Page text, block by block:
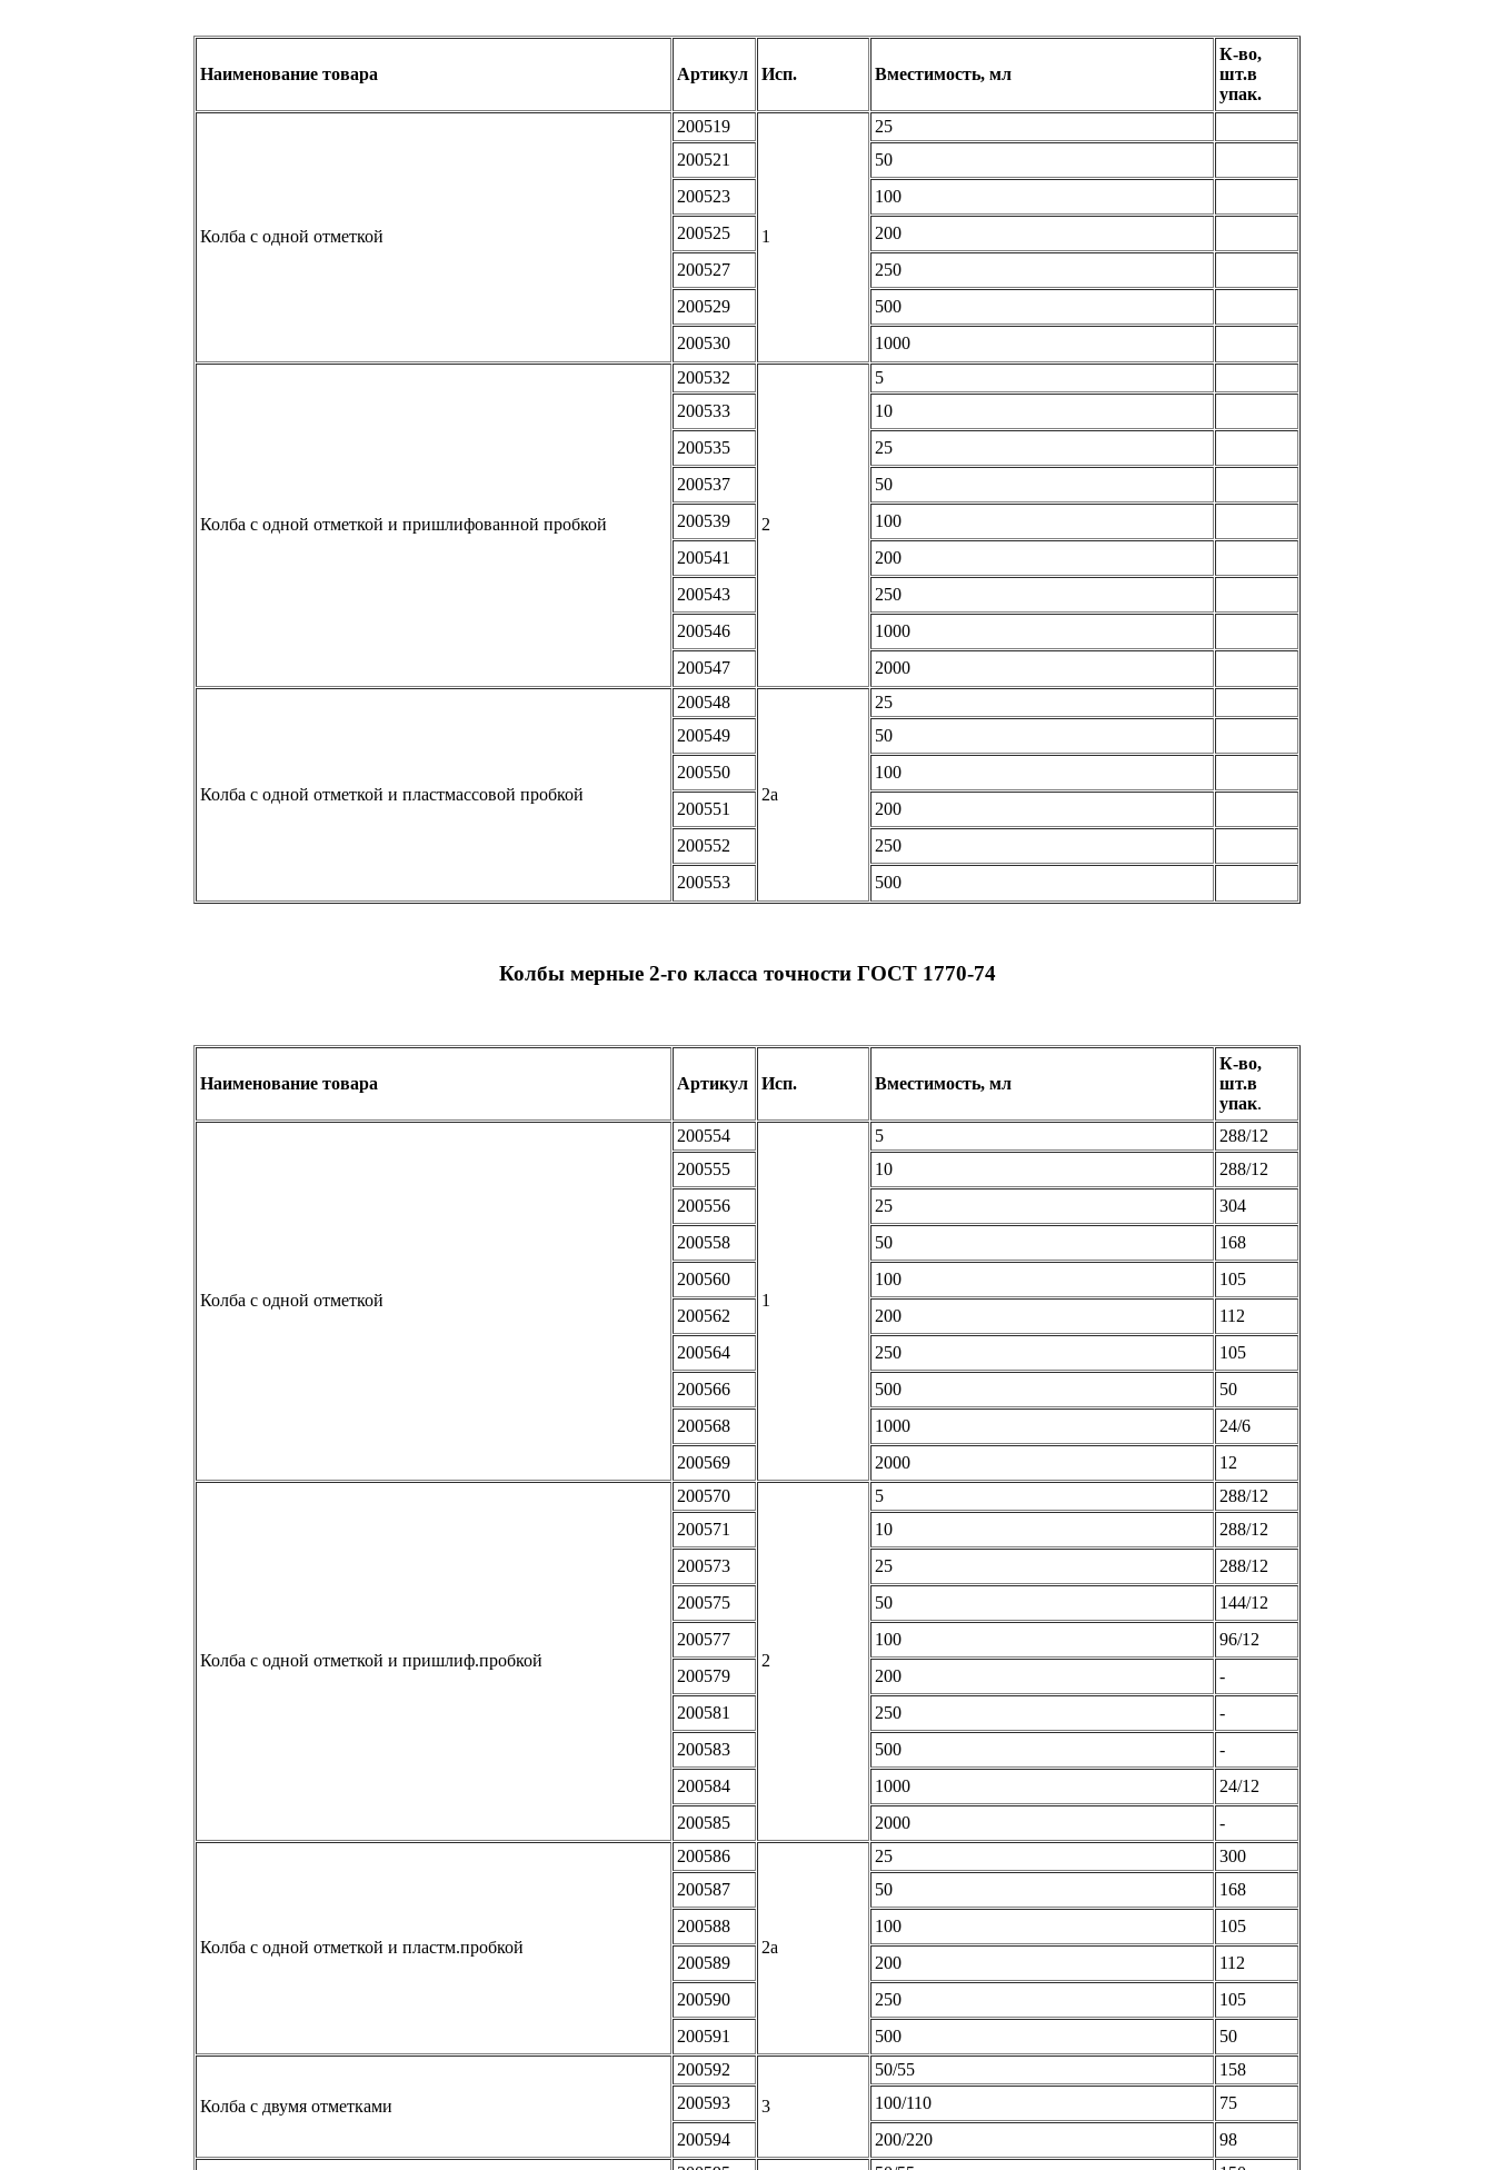
Наименование товара Артикул Исп. Вместимость, мл
К-во,
шт.в
упак.
Колба с одной отметкой
200519
1
25
200521
50
200523
100
200525
200
200527
250
200529
500
200530
1000
Колба с одной отметкой и пришлифованной пробкой
200532
2
5
200533
10
200535
25
200537
50
200539
100
200541
200
200543
250
200546
1000
200547
2000
Колба с одной отметкой и пластмассовой пробкой
200548
2а
25
200549
50
200550
100
200551
200
200552
250
200553
500
Колбы мерные 2-го класса точности ГОСТ 1770-74
Наименование товара Артикул Исп. Вместимость, мл
К-во,
шт.в
упак.
Колба с одной отметкой
200554
1
5
288/12
200555
10
288/12
200556
25
304
200558
50
168
200560
100
105
200562
200
112
200564
250
105
200566
500
50
200568
1000
24/6
200569
2000 12
Колба с одной отметкой и пришлиф.пробкой
200570
2
5
288/12
200571
10
288/12
200573
25
288/12
200575
50
144/12
200577
100
96/12
200579
200
-
200581
250
-
200583
500
-
200584
1000
24/12
200585
2000 -
Колба с одной отметкой и пластм.пробкой
200586
2а
25
300
200587
50
168
200588
100
105
200589
200
112
200590
250
105
200591
500 50
Колба с двумя отметками
200592
3
50/55
158
200593
100/110
75
200594
200/220
98